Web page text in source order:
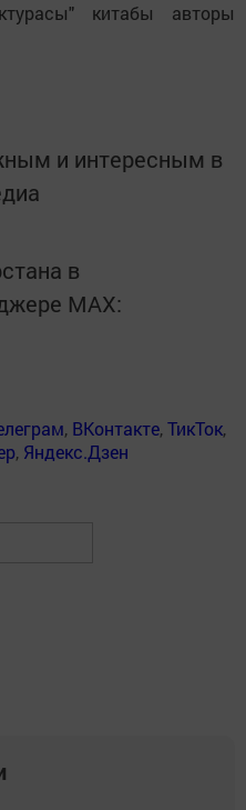
китабы авторы
и интересным в
в
MАХ:
, ВКонтакте,ТикТок,
, Яндекс.Дзен